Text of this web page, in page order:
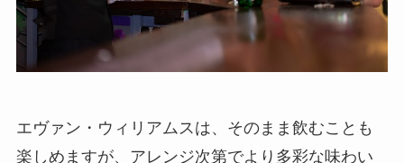
エヴァン・ウィリアムスは、そのまま飲むことも
楽しめますが、アレンジ次第でより多彩な味わい